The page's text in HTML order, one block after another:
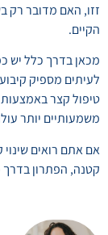
זזו, האם מדובר רק
הקיים.
מכאן בדרך כלל יש
לעיתים מספיק
טיפול קצר באמצעות
משמעותיים יותר
אם אתם רואים
קטנה, הפתרון בדרך